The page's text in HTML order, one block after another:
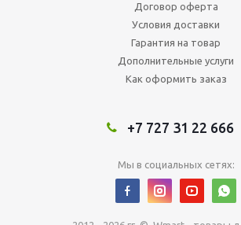
Договор оферта
Условия доставки
Гарантия на товар
Дополнительные услуги
Как оформить заказ
+7 727 31 22 666
Мы в социальных сетях: